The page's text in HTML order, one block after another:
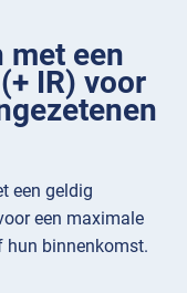
met een
IR) voor
een geldig
een maximale
hun binnenkomst.